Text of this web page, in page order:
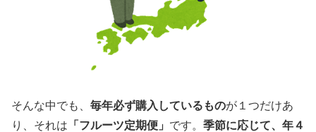
そんな中でも、 毎年必ず購入しているものが１つだけあ
り、それは 「フルーツ定期便」 です。 季節に応じて、年４